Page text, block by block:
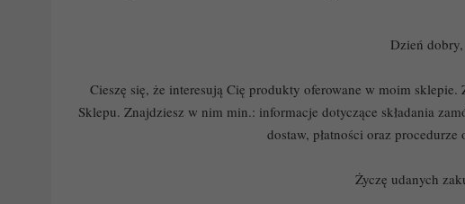
Dzień dobry,
Cieszę się, że interesują Cię produkty oferowane w moim
Sklepu. Znajdziesz w nim min.: informacje dotyczące składania
dostaw, płatności oraz
Życzę udanych